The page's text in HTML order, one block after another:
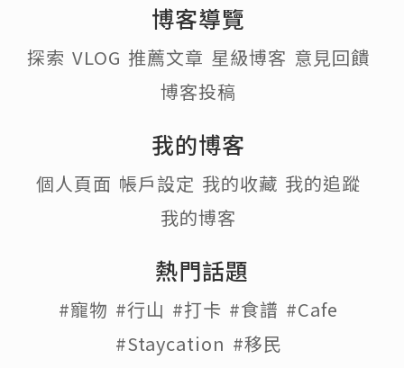
博客導覽
探索 VLOG 推薦文章 星級博客 意見回饋
博客投稿
我的博客
個人頁面 帳戶設定 我的收藏 我的追蹤
我的博客
熱門話題
#寵物 #行山 #打卡 #食譜 #Cafe
#Staycation #移民